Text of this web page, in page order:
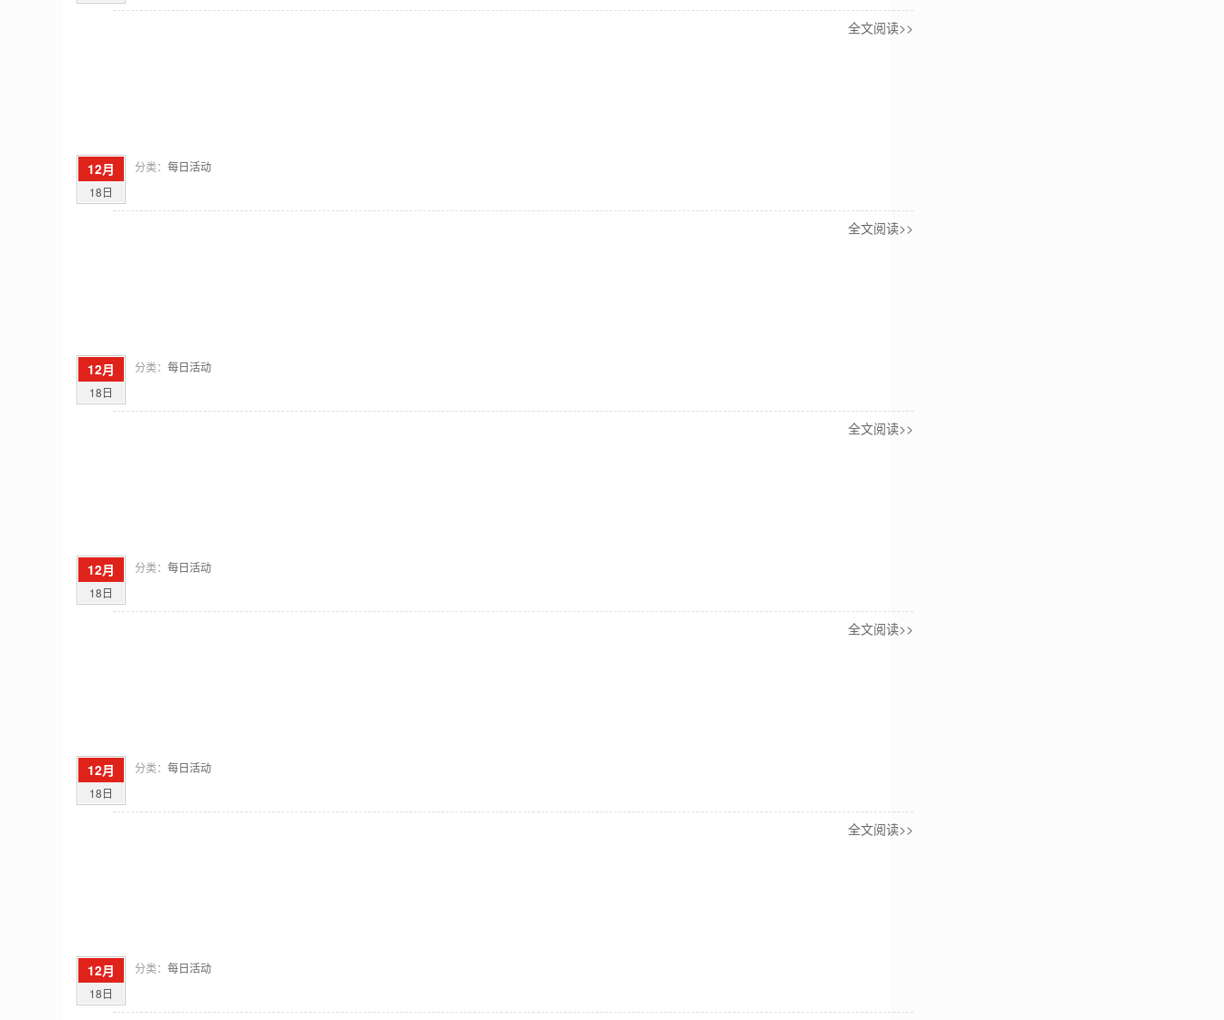
全文阅读>>
12月
18日
分类： 每日活动
全文阅读>>
12月
18日
分类： 每日活动
全文阅读>>
12月
18日
分类： 每日活动
全文阅读>>
12月
18日
分类： 每日活动
全文阅读>>
12月
18日
分类： 每日活动